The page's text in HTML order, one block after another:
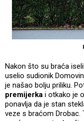
Nakon što su braća
uselio sudionik
je našao bolju priliku.
premijerka i otkako je
ponavlja da je stan
veze s braćom Drobac.